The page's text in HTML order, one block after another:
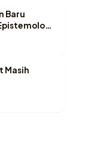
Baru
Menjadi
Masih